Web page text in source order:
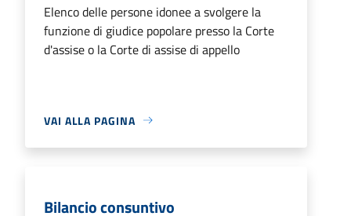
Elenco delle persone idonee a svolgere la
funzione di giudice popolare presso la Corte
d'assise o la Corte di assise di appello
VAI ALLA PAGINA
Bilancio consuntivo